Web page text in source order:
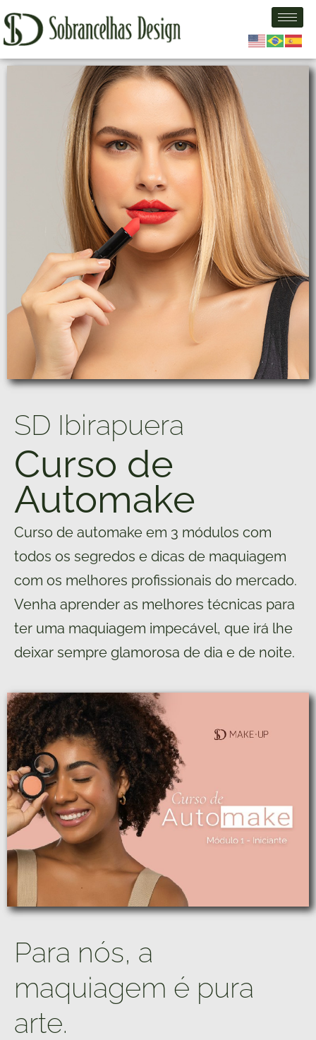
SD Ibirapuera
Curso de
Automake
Curso de automake em 3 módulos com
todos os segredos e dicas de maquiagem
com os melhores profissionais do mercado.
Venha aprender as melhores técnicas para
ter uma maquiagem impecável, que irá lhe
deixar sempre glamorosa de dia e de noite.
Para nós, a
maquiagem é pura
arte.